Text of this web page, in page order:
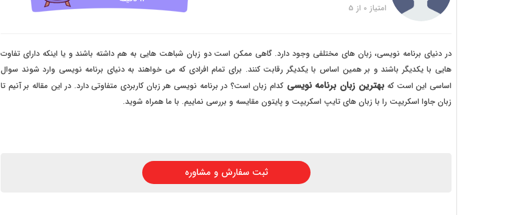
خرید سایت با امکانات دیوار
خرید سایت نوبت دهی پزشکان
خرید سایت هتل
امتیاز 0 از 5
در دنیای برنامه نویسی، زبان های مختلفی وجود دارد. گاهی ممکن است دو زبان شباهت هایی به هم داشته باشند و یا اینکه دارای تفاوت
هایی با یکدیگر باشند و بر همین اساس با یکدیگر رقابت کنند. برای تمام افرادی که می خواهند به دنیای برنامه نویسی وارد شوند سوال
اساسی این است که بهترین زبان برنامه نویسی کدام زبان است؟ در برنامه نویسی هر زبان کاربردی متفاوتی دارد. در این مقاله بر آنیم تا
زبان جاوا اسکریپت را با زبان های تایپ اسکریپت و پایتون مقایسه و بررسی نماییم. با ما همراه شوید.
ثبت سفارش و مشاوره